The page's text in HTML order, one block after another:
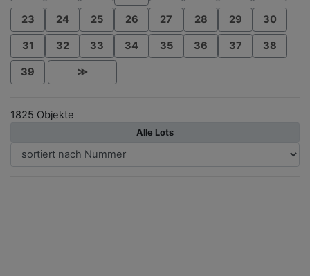
23 24 25 26 27 28 29 30
31 32 33 34 35 36 37 38
39 ≫
1825 Objekte
Alle Lots